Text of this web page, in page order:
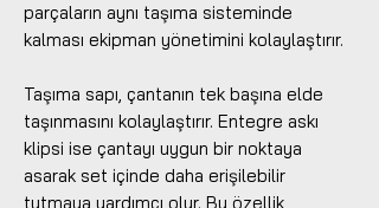
parçaların aynı taşıma sisteminde
kalması ekipman yönetimini kolaylaştırır.
Taşıma sapı, çantanın tek başına elde
taşınmasını kolaylaştırır. Entegre askı
klipsi ise çantayı uygun bir noktaya
asarak set içinde daha erişilebilir
tutmaya yardımcı olur. Bu özellik,